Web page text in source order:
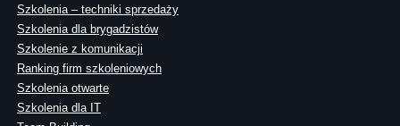
Szkolenia – techniki sprzedaży
Szkolenia dla brygadzistów
Szkolenie z komunikacji
Ranking firm szkoleniowych
Szkolenia otwarte
Szkolenia dla IT